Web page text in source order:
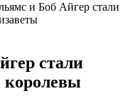
и Боб Айгер стали
стали